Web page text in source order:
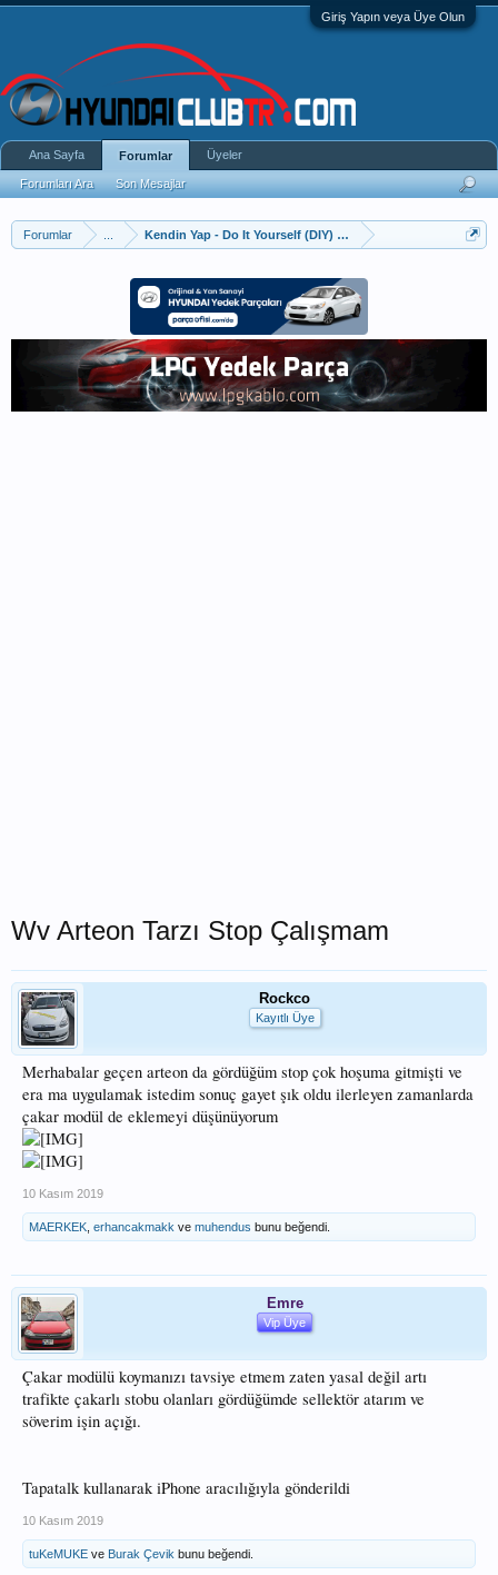
Giriş Yapın veya Üye Olun
Forumlar Kendin Yap - Do It Yourself (DIY) Uygulamaları
Wv Arteon Tarzı Stop Çalışmam
Rockco
Kayıtlı Üye
Merhabalar geçen arteon da gördüğüm stop çok hoşuma gitmişti ve
era ma uygulamak istedim sonuç gayet şık oldu ilerleyen zamanlarda
çakar modül de eklemeyi düşünüyorum
10 Kasım 2019
MAERKEK erhancakmakk ve muhendus bunu beğendi.
Emre
Vip Üye
Çakar modülü koymanızı tavsiye etmem zaten yasal değil artı
trafikte çakarlı stobu olanları gördüğümde sellektör atarım ve
söverim işin açığı.
Tapatalk kullanarak iPhone aracılığıyla gönderildi
10 Kasım 2019
tuKeMUKE ve Burak Çevik bunu beğendi.
Ana Sayfa Forumlar
Forumları Ara Son Mesajlar
Üyeler